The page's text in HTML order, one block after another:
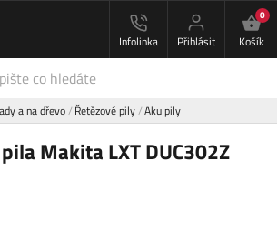
Infolinka Přihlásit
0
Košík
a na dřevo Řetězové pily Aku pily
Makita LXT DUC302Z